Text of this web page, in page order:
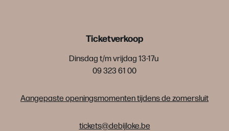
Ticketverkoop
Dinsdag t/m vrijdag 13-17u
09 323 61 00
Aangepaste openingsmomenten tijdens de zomersluit
tickets@debijloke.be